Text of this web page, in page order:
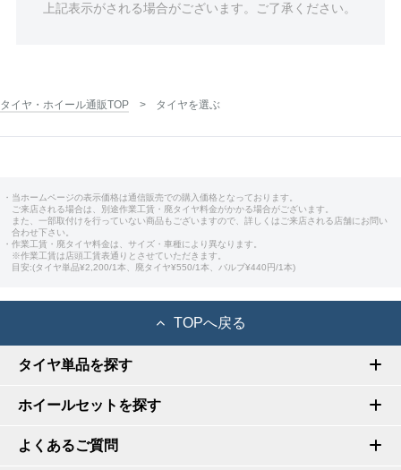
上記表示がされる場合がございます。ご了承ください。
タイヤ・ホイール通販TOP タイヤを選ぶ
・当ホームページの表示価格は通信販売での購入価格となっております。
ご来店される場合は、別途作業工賃・廃タイヤ料金がかかる場合がございます。
また、一部取付けを行っていない商品もございますので、詳しくはご来店される店舗にお問い
合わせ下さい。
・作業工賃・廃タイヤ料金は、サイズ・車種により異なります。
※作業工賃は店頭工賃表通りとさせていただきます。
目安:(タイヤ単品¥2,200/1本、廃タイヤ¥550/1本、バルブ¥440円/1本)
TOPへ戻る
タイヤ単品を探す
ホイールセットを探す
よくあるご質問